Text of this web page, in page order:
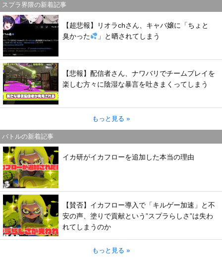
スプラ界隈の新着記事
【超悲報】リオラchさん、キャバ嬢に「ちょと
臭かった
」と晒されてしまう
【悲報】配信者さん、ナワバリでチームプレイを
楽しむ方々に陰湿な暴言を吐きまくってしまう
もっと見る »
バトルの新着記事
イカ研がイカフローを追加した本当の理由
【賛否】イカフロー導入で「キルゲー加速」と不
安の声、塗りで貢献という”スプラらしさ”は失わ
れてしまうのか
もっと見る »